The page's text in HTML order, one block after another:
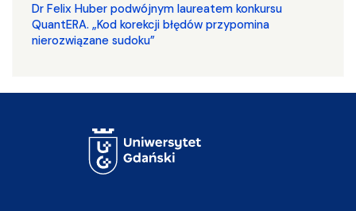
Dr Felix Huber podwójnym laureatem konkursu
QuantERA. „Kod korekcji błędów przypomina
nierozwiązane sudoku”